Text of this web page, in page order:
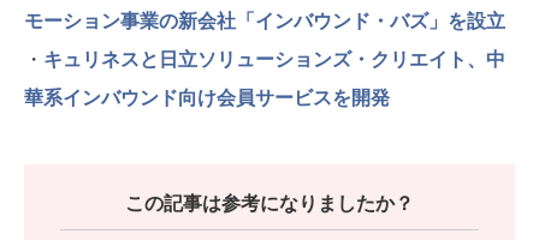
モーション事業の新会社「インバウンド・バズ」を設立
・ キュリネスと日立ソリューションズ・クリエイト、中
華系インバウンド向け会員サービスを開発
この記事は参考になりましたか？